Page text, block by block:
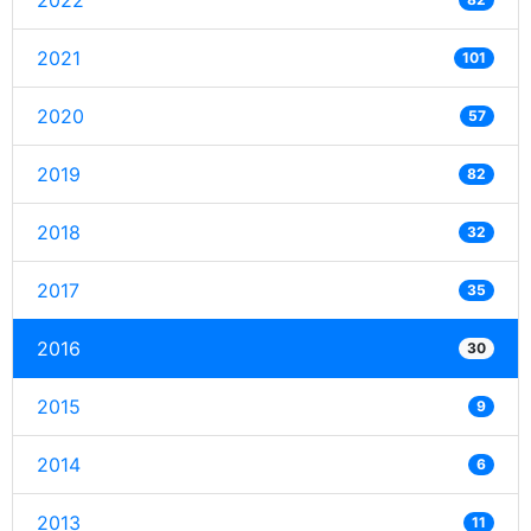
2021 101
2020 57
2019 82
2018 32
2017 35
2016 30
2015 9
2014 6
2013 11